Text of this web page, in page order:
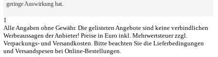
geringe Auswirkung hat.
1
Alle Angaben ohne Gewähr. Die gelisteten Angebote sind keine verbindlichen
Werbeaussagen der Anbieter! Preise in Euro inkl. Mehrwertsteuer zzgl.
Verpackungs- und Versandkosten. Bitte beachten Sie die Lieferbedingungen
und Versandspesen bei Online-Bestellungen.